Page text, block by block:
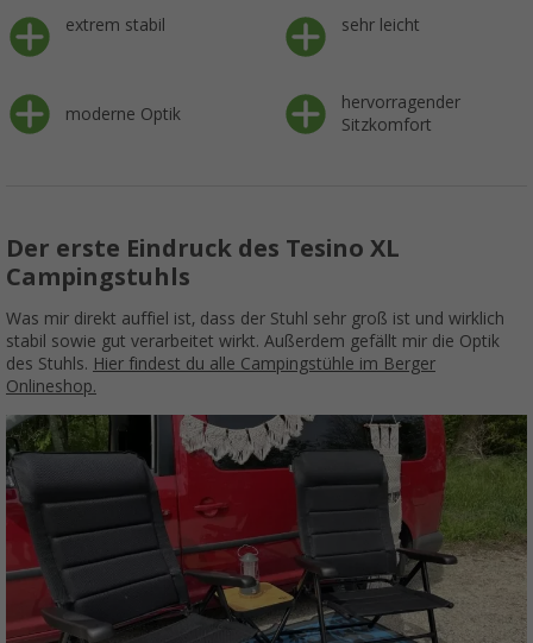
extrem stabil sehr leicht
moderne Optik
hervorragender
Sitzkomfort
Der erste Eindruck des Tesino XL
Campingstuhls
Was mir direkt auffiel ist, dass der Stuhl sehr groß ist und wirklich
stabil sowie gut verarbeitet wirkt. Außerdem gefällt mir die Optik
des Stuhls. Hier findest du alle Campingstühle im Berger
Onlineshop.